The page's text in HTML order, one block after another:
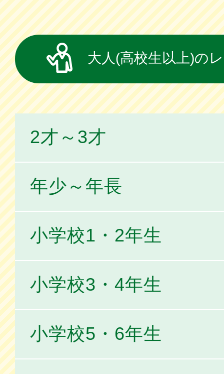
大人(高校生以上)の
2才～3才
年少～年長
小学校1・2年生
小学校3・4年生
小学校5・6年生